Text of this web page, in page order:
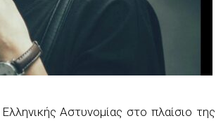
Αστυνομίας στο πλαίσιο της